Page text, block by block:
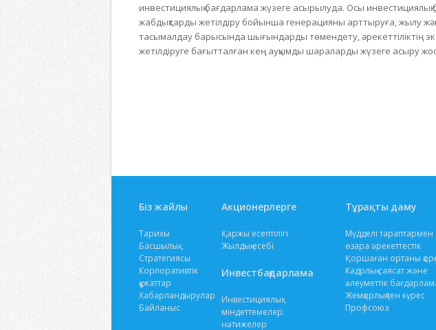
инвестициялық бағдарлама жүзеге асырылуда. Осы
жабдықтарды жетілдіру бойынша генерацияны арттыруға, жылу
тасымалдау барысында шығындарды төмендету, әрекеттіліктің
жетілдіруге бағытталған кең ауқымды шараларды жүзеге асыру
Біз жайлы
Тарихы
Басшылық
Стратегиясы
Корпоративтік
құжаттар
Хабарландырулар
Байланыс
Акционерлерге
Қаржы есептілігі
Жылдық есебі
Инвестбағдарлама
Инвестициялық
міндеттемелер:
нәтижелер
Тұрақты даму
Мүдделі тараптармен
өзара әрекеттестік
Қоршаған ортаны
Кадрлық саясат және
әлеуметтік
Жемқорлықпен күрес
Профсоюз